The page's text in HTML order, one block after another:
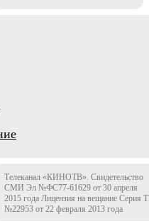
Телеканал «КИНОТВ». Свидетельство
СМИ Эл №ФС77-61629 от 30 апреля
2015 года Лицензия на вещание Серия
№22953 от 22 февраля 2013 года